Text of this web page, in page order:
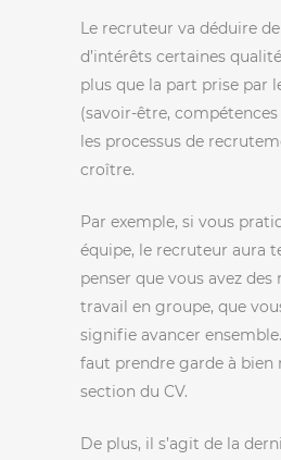
Le recruteur va déduire
d’intérêts certaines
plus que la part prise par
(savoir-être,
les processus de
croître.
Par exemple, si vous
équipe, le recruteur aura
penser que vous avez des
travail en groupe, que
signifie avancer
faut prendre garde à bien
section du CV.
De plus, il s’agit de la